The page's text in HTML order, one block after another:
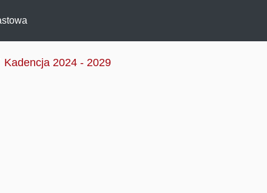
Kadencja 2024 - 2029